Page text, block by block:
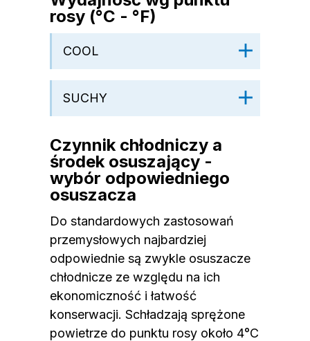
rosy (°C - °F)
COOL
SUCHY
Czynnik chłodniczy a
środek osuszający -
wybór odpowiedniego
osuszacza
Do standardowych zastosowań
przemysłowych najbardziej
odpowiednie są zwykle osuszacze
chłodnicze ze względu na ich
ekonomiczność i łatwość
konserwacji. Schładzają sprężone
powietrze do punktu rosy około 4°C